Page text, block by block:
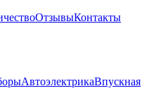
ОтзывыКонтакты
АвтоэлектрикаВпускная